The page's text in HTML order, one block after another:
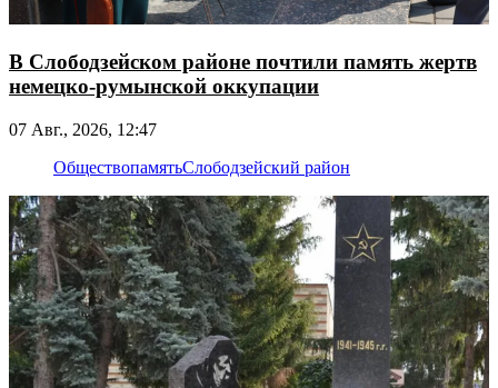
В Слободзейском районе почтили память жертв
немецко-румынской оккупации
07 Авг., 2026, 12:47
ОбществопамятьСлободзейский район